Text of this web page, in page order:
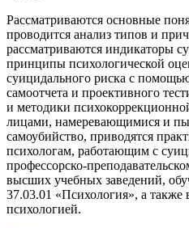
Рассматриваются основные
проводится анализ типов и
рассматриваются индикаторы
принципы психологической
суицидального риска с
самоотчета и проективного
и методики
лицами, намеревающимися и
самоубийство, приводятся
психологам, работающим с
профессорско-
высших учебных заведений,
37.03.01 «Психология», а
психологией.